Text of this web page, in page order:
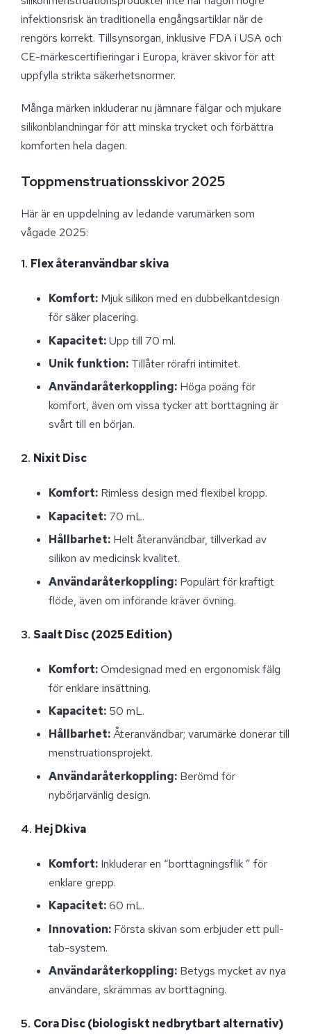
infektionsrisk än traditionella engångsartiklar när de
rengörs korrekt. Tillsynsorgan, inklusive FDA i USA och
CE-märkescertifieringar i Europa, kräver skivor för att
uppfylla strikta säkerhetsnormer.
Många märken inkluderar nu jämnare fälgar och mjukare
silikonblandningar för att minska trycket och förbättra
komforten hela dagen.
Toppmenstruationsskivor 2025
Här är en uppdelning av ledande varumärken som
vågade 2025:
1. Flex återanvändbar skiva
Komfort: Mjuk silikon med en dubbelkantdesign
för säker placering.
Kapacitet:Upp till 70 ml.
Unik funktion: Tillåter rörafri intimitet.
Användaråterkoppling: Höga poäng för
komfort, även om vissa tycker att borttagning är
svårt till en början.
2. Nixit Disc
Komfort: Rimless design med flexibel kropp.
Kapacitet: 70 mL.
Hållbarhet: Helt återanvändbar, tillverkad av
silikon av medicinsk kvalitet.
Användaråterkoppling: Populärt för kraftigt
flöde, även om införande kräver övning.
3. Saalt Disc (2025 Edition)
Komfort:Omdesignad med en ergonomisk fälg
för enklare insättning.
Kapacitet: 50 mL.
Hållbarhet:Återanvändbar; varumärke donerar till
menstruationsprojekt.
Användaråterkoppling: Berömd för
nybörjarvänlig design.
4. Hej Dkiva
Komfort: Inkluderar en “borttagningsflik ” för
enklare grepp.
Kapacitet:60 mL.
Innovation: Första skivan som erbjuder ett pull-
tab-system.
Användaråterkoppling: Betygs mycket av nya
användare, skrämmas av borttagning.
5. Cora Disc (biologiskt nedbrytbart alternativ)